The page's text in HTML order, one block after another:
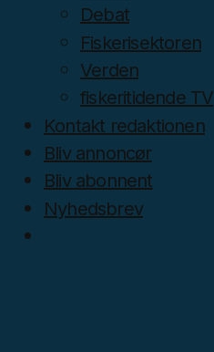
Debat
Fiskerisektoren
Verden
fiskeritidende TV
Kontakt redaktionen
Bliv annoncør
Bliv abonnent
Nyhedsbrev